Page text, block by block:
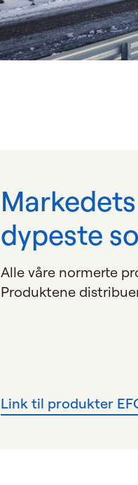
dypeste
Alle våre normerte
Produktene
Link til produkter